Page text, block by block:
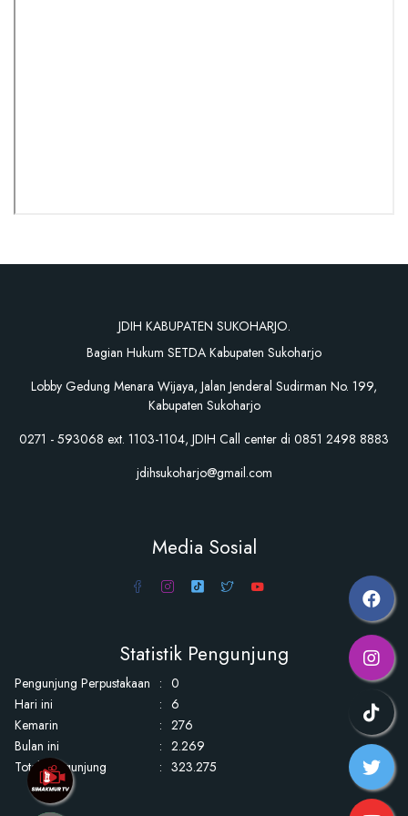
JDIH KABUPATEN SUKOHARJO.
Bagian Hukum SETDA Kabupaten Sukoharjo
Lobby Gedung Menara Wijaya, Jalan Jenderal Sudirman No. 199,
Kabupaten Sukoharjo
0271 - 593068 ext. 1103-1104, JDIH Call center di 0851 2498 8883
jdihsukoharjo@gmail.com
Media Sosial
Statistik Pengunjung
Pengunjung Perpustakaan : 0
Hari ini
: 6
Kemarin
: 276
Bulan ini
: 2.269
Total Pengunjung
: 323.275